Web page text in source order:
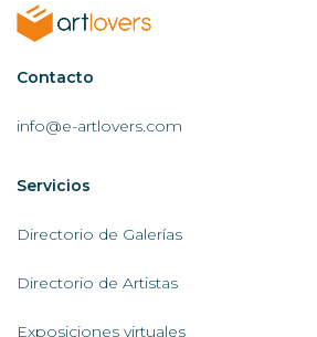
Contactar
AL
Contacto
info@e-artlovers.com
Servicios
AL
Servicios
Directorio de Galerías
Directorio de Artistas
Exposiciones virtuales